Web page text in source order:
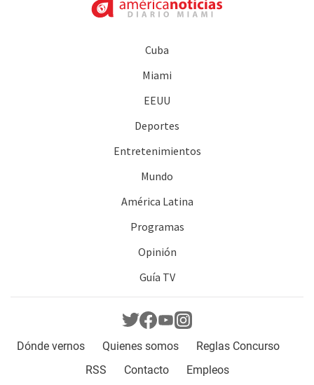
Cuba
Miami
EEUU
Deportes
Entretenimientos
Mundo
América Latina
Programas
Opinión
Guía TV
Dónde vernos Quienes somos
Reglas Concurso
RSS
Contacto Empleos